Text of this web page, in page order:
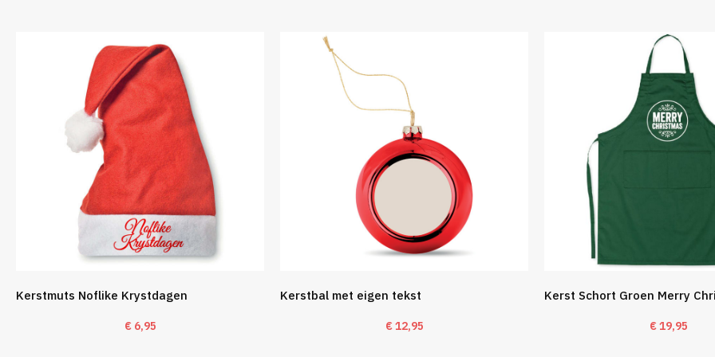
Kerstmuts Noflike Krystdagen
€6,95
Kerstbal met eigen tekst
€12,95
Kerst Schort Groen Merry
€19,95